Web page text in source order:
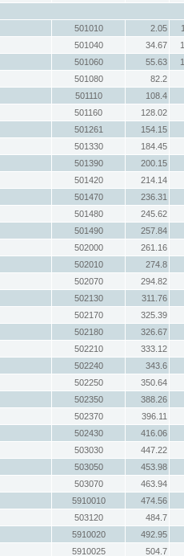
501010 2.05
501040 34.67
501060 55.63
501080
82.2
501110
108.4
501160
128.02
501261
154.15
501330
184.45
501390
200.15
501420
214.14
501470
236.31
501480
245.62
501490
257.84
502000
261.16
502010
274.8
502070
294.82
502130
311.76
502170
325.39
502180
326.67
502210
333.12
502240
343.6
502250
350.64
502350
388.26
502370
396.11
502430
416.06
503030
447.22
503050
453.98
503070
463.94
5910010
474.56
503120
484.7
5910020
492.95
5910025
504.7